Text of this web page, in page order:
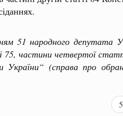
51 народного депутата
частини четвертої
(справа про